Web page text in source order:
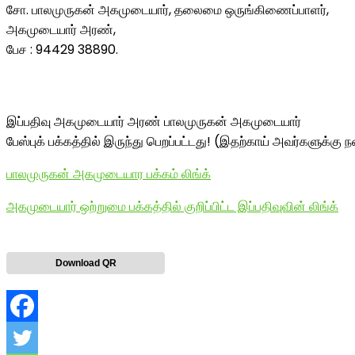
சோ. பாலமுருகன் அகமுடையார், தலைமை ஒருங்கிணைப்பாளர்,
அகமுடையார் அரண்,
பேச : 94429 38890.
இப்பதிவு அகமுடையார் அரண் பாலமுருகன் அகமுடையார்
பேஸ்புக் பக்கத்தில் இருந்து பெறப்பட்டது! (இதற்காய் அவர்களுக்கு
பாலமுருகன் அகமுடையார பக்கம் லிங்க்
அகமுடையார் ஒற்றுமை பக்கத்தில் குறிப்பிட்ட இப்பதிவுவின் லிங்க்
Download QR